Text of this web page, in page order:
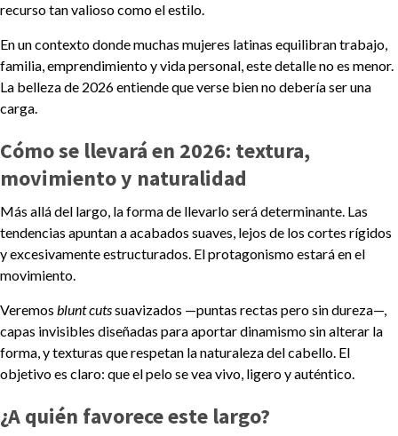
recurso tan valioso como el estilo.
En un contexto donde muchas mujeres latinas equilibran trabajo,
familia, emprendimiento y vida personal, este detalle no es menor.
La belleza de 2026 entiende que verse bien no debería ser una
carga.
Cómo se llevará en 2026: textura,
movimiento y naturalidad
Más allá del largo, la forma de llevarlo será determinante. Las
tendencias apuntan a acabados suaves, lejos de los cortes rígidos
y excesivamente estructurados. El protagonismo estará en el
movimiento.
Veremos blunt cutssuavizados —puntas rectas pero sin dureza—,
capas invisibles diseñadas para aportar dinamismo sin alterar la
forma, y texturas que respetan la naturaleza del cabello. El
objetivo es claro: que el pelo se vea vivo, ligero y auténtico.
¿A quién favorece este largo?